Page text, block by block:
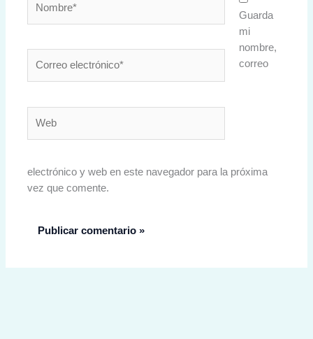
electrónico*
Guarda
mi
nombre,
correo
electrónico y web en este navegador para la próxima
vez que comente.